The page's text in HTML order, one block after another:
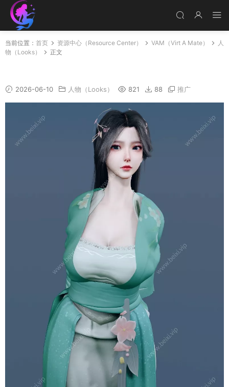
当前位置： 首页 资源中心（Resource Center） VAM（Virt A Mate）
人
物（Looks）
正文
2026-06-10 人物（Looks） 821 88 推广